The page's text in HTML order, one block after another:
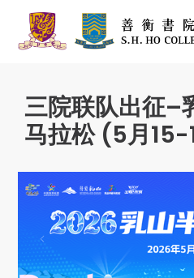
三院联队出征–
马拉松 (5月